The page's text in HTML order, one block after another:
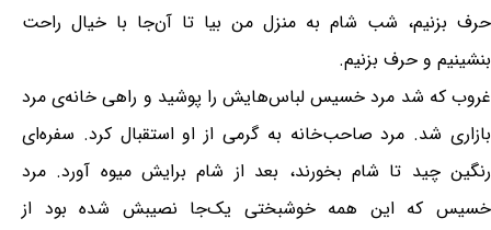
حرف بزنیم، شب شام به منزل من بیا تا آن‌جا با خیال راحت
بنشینیم و حرف بزنیم.
غروب که شد مرد خسیس لباس‌هایش را پوشید و راهی خانه‌ی مرد
بازاری شد. مرد صاحب‌خانه به گرمی از او استقبال کرد. سفره‌ای
رنگین چید تا شام بخورند، بعد از شام برایش میوه آورد. مرد
خسیس که این همه خوشبختی یک‌جا نصیبش شده بود از